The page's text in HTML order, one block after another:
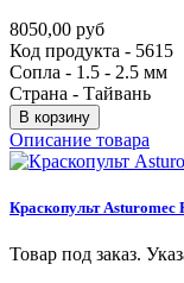
8050,00 руб
Код продукта - 5615
Сопла - 1.5 - 2.5 мм
Страна - Тайвань
В корзину
Описание товара
Краскопульт Asturomec
Товар под заказ.